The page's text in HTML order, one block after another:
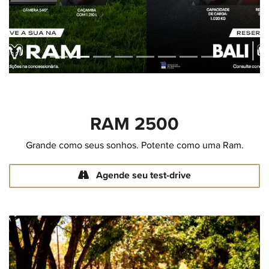
RAM 2500
Grande como seus sonhos. Potente como uma Ram.
Agende seu test-drive